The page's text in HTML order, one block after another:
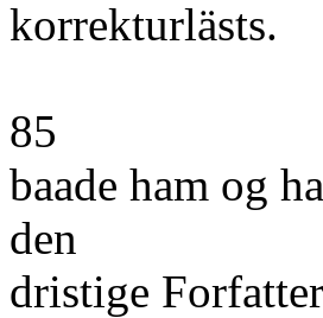
korrekturlästs.
85
baade ham og
den
dristige